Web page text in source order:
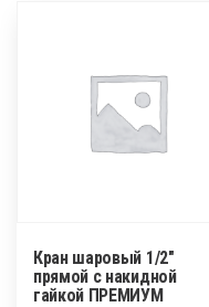
Кран шаровый 1/2″
прямой с накидной
гайкой ПРЕМИУМ